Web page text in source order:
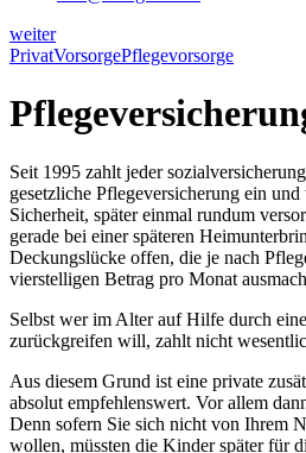
weiter
PrivatVorsorgePflegevorsorge
Seit 1995 zahlt jeder
gesetzliche Pflegeversicherung ein
Sicherheit, später einmal rundum
gerade bei einer späteren
Deckungslücke offen, die je nach
vierstelligen Betrag pro Monat
Selbst wer im Alter auf Hilfe durch
zurückgreifen will, zahlt nicht
Aus diesem Grund ist eine private
absolut empfehlenswert. Vor allem
Denn sofern Sie sich nicht von Ihrem
wollen, müssten die Kinder später für